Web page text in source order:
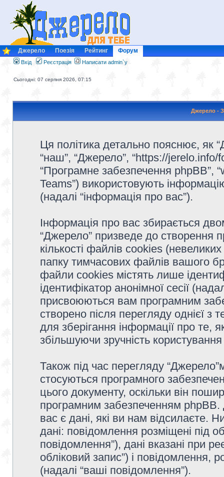
Джерело Поезія Рейтинг Форум
Вхід Реєстрація Написати admin`у
Сьогодні: 07 серпня 2026, 07:15
Джерело -
Ця політика детально пояснює, як
“наш”, “Джерело”, “https://jerelo.info/
“Програмне забезпечення phpBB”,
Teams”) використовують
(надалі “інформація про вас”).
Інформація про вас збирається
“Джерело” призведе до створення
кількості файлів cookies
папку тимчасових файлів вашого
файли cookies містять лише
ідентифікатор анонімної сесії
присвоюються вам програмним
створено після перегляду однієї з
для зберігання інформації про те,
збільшуючи зручність
Також під час перегляду
стосуються програмного
цього документу, оскільки він
програмним забезпеченням
вас є дані, які ви нам відсилаєте.
дані: повідомлення розміщені під
повідомлення”), дані вказані при
обліковий запис”) і повідомлення,
(надалі “ваші повідомлення”).